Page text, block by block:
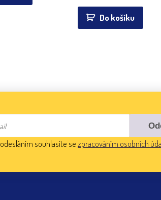
Do košíku
odesláním souhlasíte sezpracováním osobních